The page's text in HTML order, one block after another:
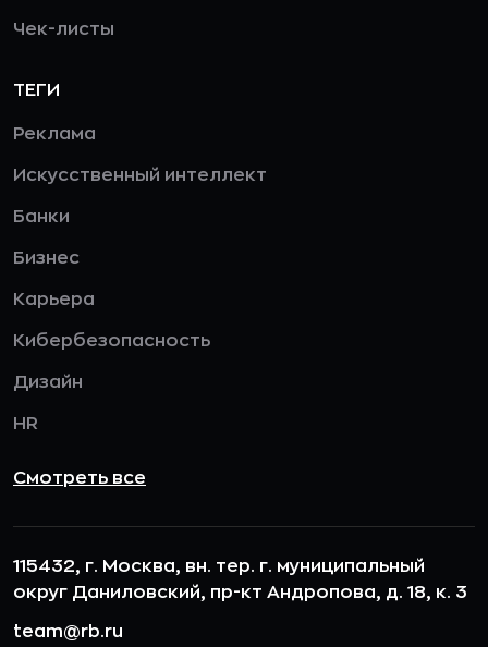
Чек-листы
ТЕГИ
Реклама
Искусственный интеллект
Банки
Бизнес
Карьера
Кибербезопасность
Дизайн
HR
Смотреть все
115432, г. Москва, вн. тер. г. муниципальный
округ Даниловский, пр-кт Андропова, д. 18, к. 3
team@rb.ru